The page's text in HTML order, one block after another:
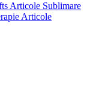
Articole Sublimare
Articole